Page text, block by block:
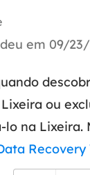
de
Recovery
de e-
SQL
em 09/
ou
na Lixeira.